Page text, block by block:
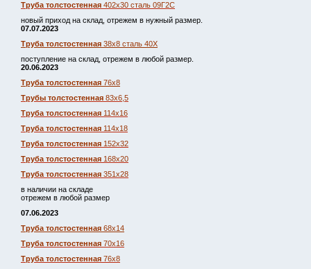
Труба толстостенная 402х30 сталь 09Г2С
новый приход на склад, отрежем в нужный размер.
07.07.2023
Труба толстостенная 38х8 сталь 40Х
поступление на склад, отрежем в любой размер.
20.06.2023
Труба толстостенная 76х8
Трубы толстостенная 83х6,5
Труба толстостенная 114х16
Труба толстостенная 114х18
Труба толстостенная 152х32
Труба толстостенная 168х20
Труба толстостенная 351х28
в наличии на складе
отрежем в любой размер
07.06.2023
Труба толстостенная 68х14
Труба толстостенная 70х16
Труба толстостенная 76х8